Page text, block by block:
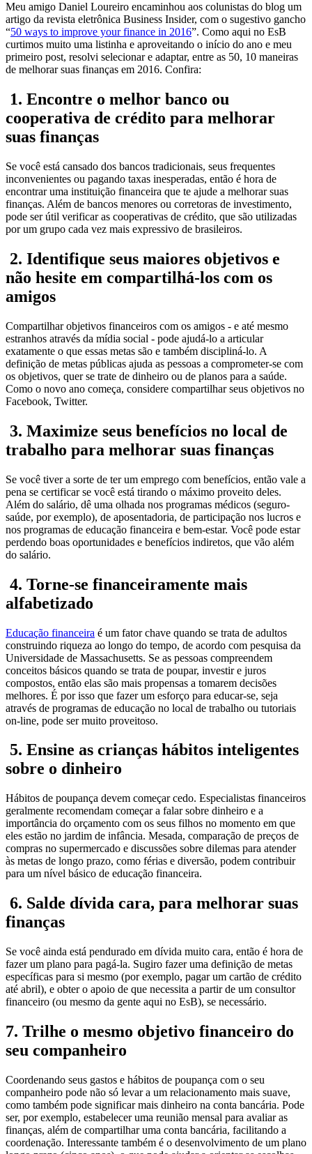
Meu amigo Daniel Loureiro encaminhou aos colunistas do blog um
artigo da revista eletrônica Business Insider, com o sugestivo gancho
“50 ways to improve your finance in 2016”. Como aqui no EsB
curtimos muito uma listinha e aproveitando o início do ano e meu
primeiro post, resolvi selecionar e adaptar, entre as 50, 10 maneiras
de melhorar suas finanças em 2016. Confira:
1. Encontre o melhor banco ou
cooperativa de crédito para melhorar
suas finanças
Se você está cansado dos bancos tradicionais, seus frequentes
inconvenientes ou pagando taxas inesperadas, então é hora de
encontrar uma instituição financeira que te ajude a melhorar suas
finanças. Além de bancos menores ou corretoras de investimento,
pode ser útil verificar as cooperativas de crédito, que são utilizadas
por um grupo cada vez mais expressivo de brasileiros.
2. Identifique seus maiores objetivos e
não hesite em compartilhá-los com os
amigos
Compartilhar objetivos financeiros com os amigos - e até mesmo
estranhos através da mídia social - pode ajudá-lo a articular
exatamente o que essas metas são e também discipliná-lo. A
definição de metas públicas ajuda as pessoas a comprometer-se com
os objetivos, quer se trate de dinheiro ou de planos para a saúde.
Como o novo ano começa, considere compartilhar seus objetivos no
Facebook, Twitter.
3. Maximize seus benefícios no local de
trabalho para melhorar suas finanças
Se você tiver a sorte de ter um emprego com benefícios, então vale a
pena se certificar se você está tirando o máximo proveito deles.
Além do salário, dê uma olhada nos programas médicos (seguro-
saúde, por exemplo), de aposentadoria, de participação nos lucros e
nos programas de educação financeira e bem-estar. Você pode estar
perdendo boas oportunidades e benefícios indiretos, que vão além
do salário.
4. Torne-se financeiramente mais
alfabetizado
Educação financeira é um fator chave quando se trata de adultos
construindo riqueza ao longo do tempo, de acordo com pesquisa da
Universidade de Massachusetts. Se as pessoas compreendem
conceitos básicos quando se trata de poupar, investir e juros
compostos, então elas são mais propensas a tomarem decisões
melhores. É por isso que fazer um esforço para educar-se, seja
através de programas de educação no local de trabalho ou tutoriais
on-line, pode ser muito proveitoso.
5. Ensine as crianças hábitos inteligentes
sobre o dinheiro
Hábitos de poupança devem começar cedo. Especialistas financeiros
geralmente recomendam começar a falar sobre dinheiro e a
importância do orçamento com os seus filhos no momento em que
eles estão no jardim de infância. Mesada, comparação de preços de
compras no supermercado e discussões sobre dilemas para atender
às metas de longo prazo, como férias e diversão, podem contribuir
para um nível básico de educação financeira.
6. Salde dívida cara, para melhorar suas
finanças
Se você ainda está pendurado em dívida muito cara, então é hora de
fazer um plano para pagá-la. Sugiro fazer uma definição de metas
específicas para si mesmo (por exemplo, pagar um cartão de crédito
até abril), e obter o apoio de que necessita a partir de um consultor
financeiro (ou mesmo da gente aqui no EsB), se necessário.
7. Trilhe o mesmo objetivo financeiro do
seu companheiro
Coordenando seus gastos e hábitos de poupança com o seu
companheiro pode não só levar a um relacionamento mais suave,
como também pode significar mais dinheiro na conta bancária. Pode
ser, por exemplo, estabelecer uma reunião mensal para avaliar as
finanças, além de compartilhar uma conta bancária, facilitando a
coordenação. Interessante também é o desenvolvimento de um plano